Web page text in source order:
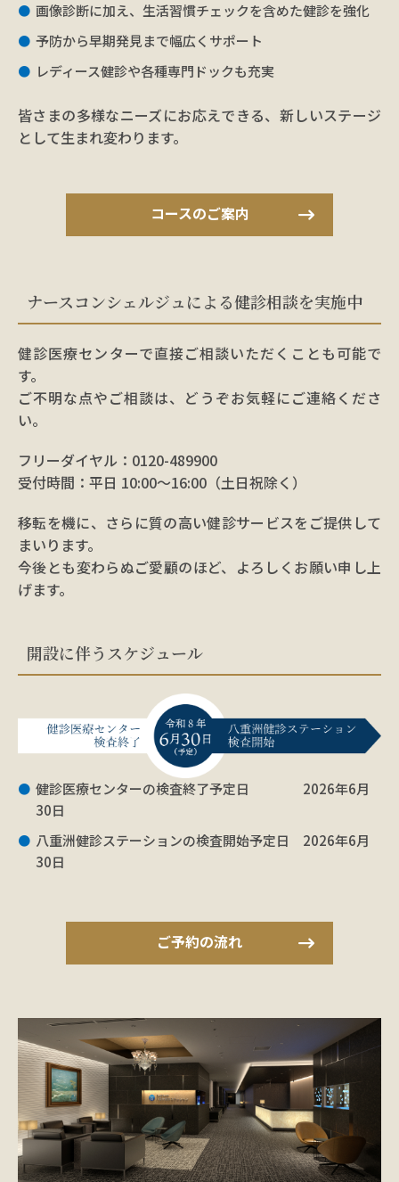
画像診断に加え、生活習慣チェックを含めた健診を強化
予防から早期発見まで幅広くサポート
レディース健診や各種専門ドックも充実
皆さまの多様なニーズにお応えできる、新しいステージ
として生まれ変わります。
コースのご案内
ナースコンシェルジュによる健診相談を実施中
健診医療センターで直接ご相談いただくことも可能で
す。
ご不明な点やご相談は、どうぞお気軽にご連絡くださ
い。
フリーダイヤル：0120-489900
受付時間：平日 10:00～16:00（土日祝除く）
移転を機に、さらに質の高い健診サービスをご提供して
まいります。
今後とも変わらぬご愛顧のほど、よろしくお願い申し上
げます。
開設に伴うスケジュール
健診医療センターの検査終了予定日 2026年6月
30日
八重洲健診ステーションの検査開始予定日 2026年6月
30日
ご予約の流れ